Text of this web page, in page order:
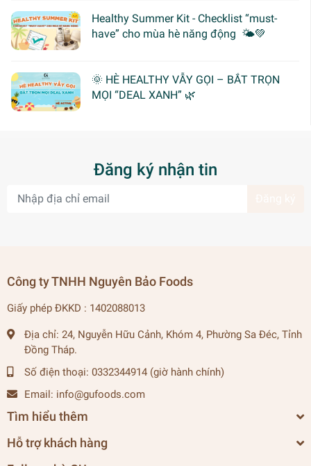
Healthy Summer Kit - Checklist “must-
have” cho mùa hè năng động 🌤️💚
🌞 HÈ HEALTHY VẪY GỌI – BẮT TRỌN
MỌI “DEAL XANH” 🌿
Đăng ký nhận tin
Công ty TNHH Nguyên Bảo Foods
Giấy phép ĐKKD : 1402088013
Địa chỉ: 24, Nguyễn Hữu Cảnh, Khóm 4, Phường Sa Đéc, Tỉnh
Đồng Tháp.
Số điện thoại: 0332344914 (giờ hành chính)
Email: info@gufoods.com
Tìm hiểu thêm
Hỗ trợ khách hàng